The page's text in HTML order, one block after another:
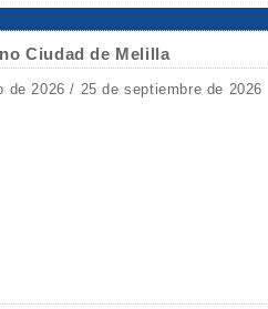
Ciudad de Melilla
de 2026 / 25 de septiembre de 2026